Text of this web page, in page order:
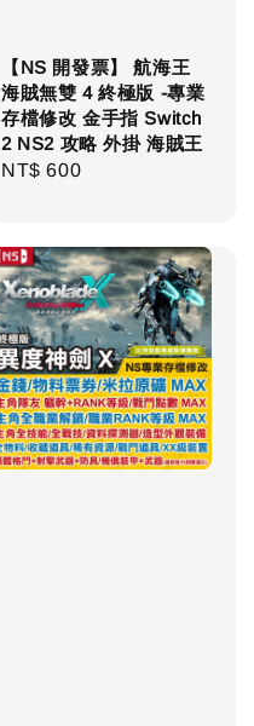
【NS 開發票】 航海王
海賊無雙 4 終極版 -專業
存檔修改 金手指 Switch
2 NS2 攻略 外掛 海賊王
Regular
NT$ 600